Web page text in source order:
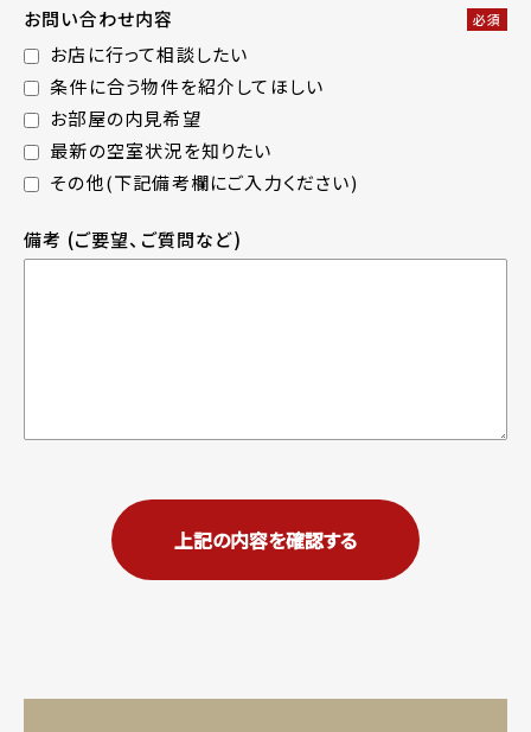
お問い合わせ内容 必須
お店に行って相談したい
条件に合う物件を紹介してほしい
お部屋の内見希望
最新の空室状況を知りたい
その他(下記備考欄にご入力ください)
備考 (ご要望、ご質問など)